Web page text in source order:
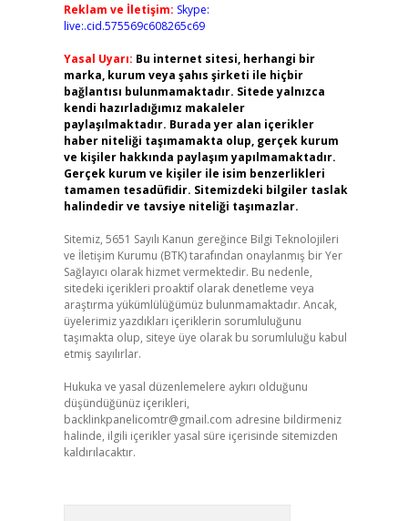
Reklam ve İletişim: Skype:
live:.cid.575569c608265c69
Yasal Uyarı: Bu internet sitesi, herhangi bir
marka, kurum veya şahıs şirketi ile hiçbir
bağlantısı bulunmamaktadır. Sitede yalnızca
kendi hazırladığımız makaleler
paylaşılmaktadır. Burada yer alan içerikler
haber niteliği taşımamakta olup, gerçek kurum
ve kişiler hakkında paylaşım yapılmamaktadır.
Gerçek kurum ve kişiler ile isim benzerlikleri
tamamen tesadüfidir. Sitemizdeki bilgiler taslak
halindedir ve tavsiye niteliği taşımazlar.
Sitemiz, 5651 Sayılı Kanun gereğince Bilgi Teknolojileri
ve İletişim Kurumu (BTK) tarafından onaylanmış bir Yer
Sağlayıcı olarak hizmet vermektedir. Bu nedenle,
sitedeki içerikleri proaktif olarak denetleme veya
araştırma yükümlülüğümüz bulunmamaktadır. Ancak,
üyelerimiz yazdıkları içeriklerin sorumluluğunu
taşımakta olup, siteye üye olarak bu sorumluluğu kabul
etmiş sayılırlar.
Hukuka ve yasal düzenlemelere aykırı olduğunu
düşündüğünüz içerikleri,
backlinkpanelicomtr@gmail.com adresine bildirmeniz
halinde, ilgili içerikler yasal süre içerisinde sitemizden
kaldırılacaktır.